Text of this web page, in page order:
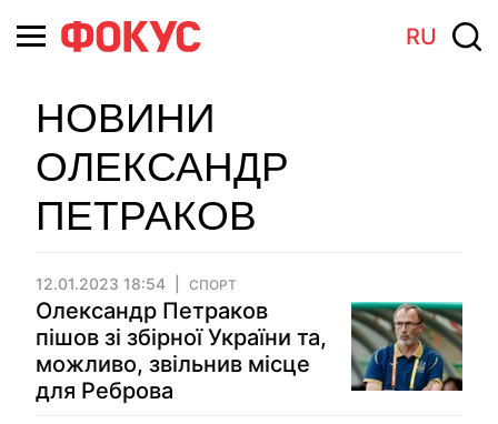
RU
НОВИНИ
ОЛЕКСАНДР
ПЕТРАКОВ
12.01.2023 18:54 СПОРТ
Олександр Петраков
пішов зі збірної України та,
можливо, звільнив місце
для Реброва